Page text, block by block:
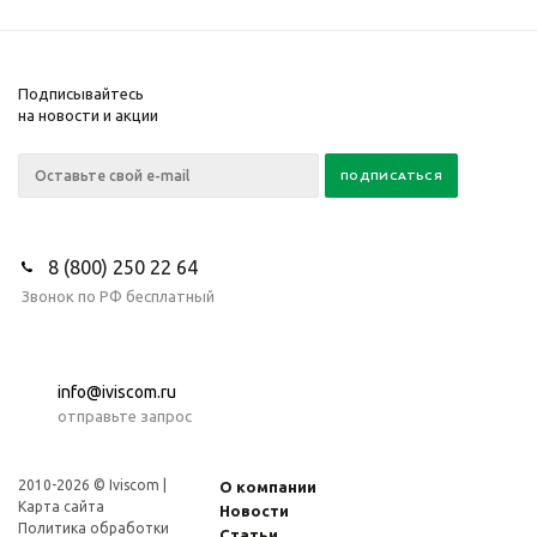
Подписывайтесь
на новости и акции
8 (800) 250 22 64
Звонок по РФ бесплатный
info@iviscom.ru
отправьте запрос
2010-2026 © Iviscom |
Карта сайта
Политика обработки
О компании
Новости